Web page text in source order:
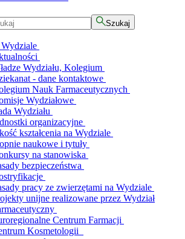
Szukaj
Wydziału, Kolegium
- dane kontaktowe
Nauk Farmaceutycznych
Wydziałowe
Wydziału
organizacyjne
kształcenia na Wydziale
naukowe i tytuły
na stanowiska
bezpieczeństwa
pracy ze zwierzętami na Wydziale
unijne realizowane przez Wydział
Centrum Farmacji
Kosmetologii